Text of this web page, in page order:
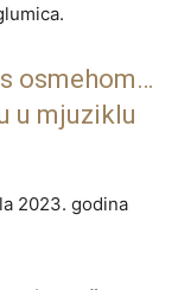
osmehom…
u mjuziklu
2023. godina